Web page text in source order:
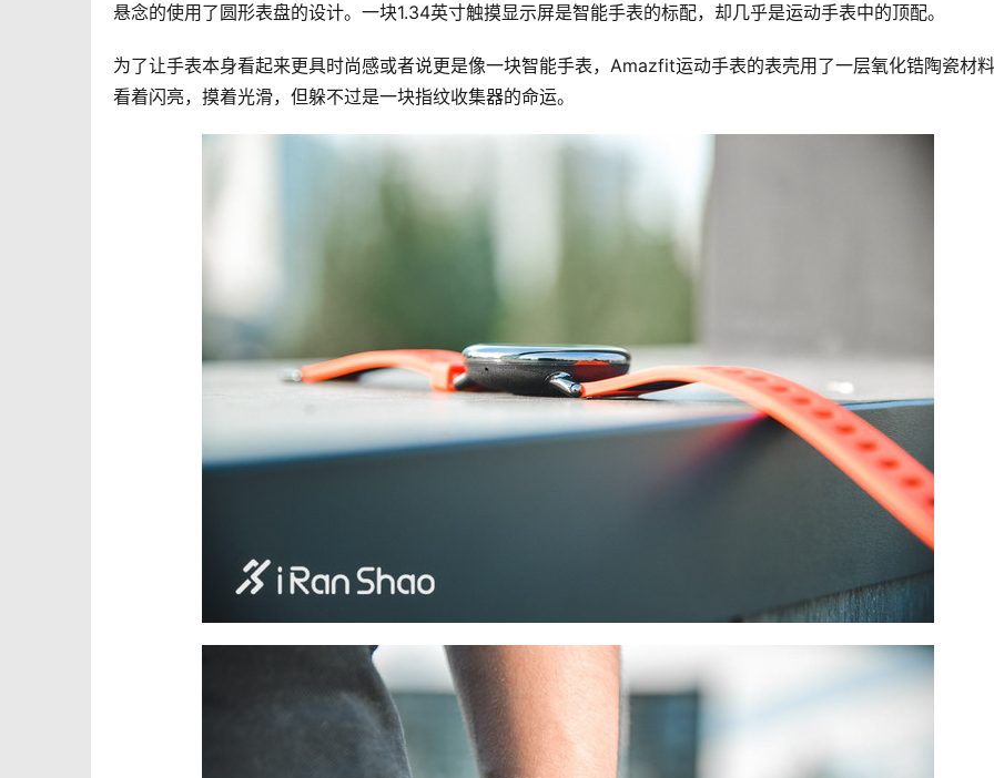
悬念的使用了圆形表盘的设计。一块1.34英寸触摸显示屏是智能手表的标配，却几乎是运动手表中的顶配。
为了让手表本身看起来更具时尚感或者说更是像一块智能手表，Amazfit运动手表的表壳用了一层氧化锆陶瓷材
看着闪亮，摸着光滑，但躲不过是一块指纹收集器的命运。